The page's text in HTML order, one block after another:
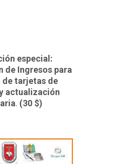
especial:
de Ingresos para
tarjetas de
actualización
. (30 $)